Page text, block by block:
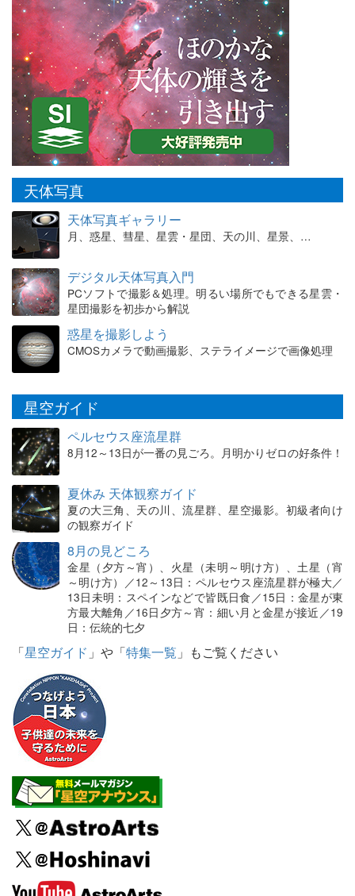
天体写真
天体写真ギャラリー
月、惑星、彗星、星雲・星団、天の川、星景、…
デジタル天体写真入門
PCソフトで撮影＆処理。明るい場所でもできる星雲・
星団撮影を初歩から解説
惑星を撮影しよう
CMOSカメラで動画撮影、ステライメージで画像処理
星空ガイド
ペルセウス座流星群
8月12～13日が一番の見ごろ。月明かりゼロの好条件！
夏休み 天体観察ガイド
夏の大三角、天の川、流星群、星空撮影。初級者向け
の観察ガイド
8月の見どころ
金星（夕方～宵）、火星（未明～明け方）、土星（宵
～明け方）／12～13日：ペルセウス座流星群が極大／
13日未明：スペインなどで皆既日食／15日：金星が東
方最大離角／16日夕方～宵：細い月と金星が接近／19
日：伝統的七夕
「星空ガイド 」や「特集一覧 」もご覧ください